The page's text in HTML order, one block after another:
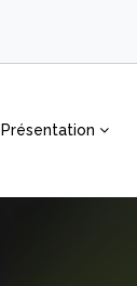
Présentation